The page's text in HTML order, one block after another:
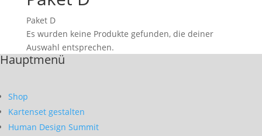
Paket D
Es wurden keine Produkte gefunden, die deiner
Auswahl entsprechen.
Hauptmenü
Shop
Kartenset gestalten
Human Design Summit